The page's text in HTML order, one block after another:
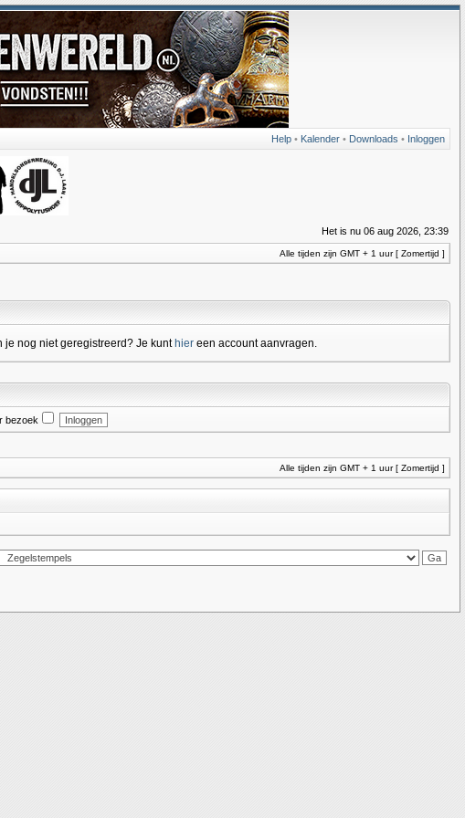
Help • Kalender • Downloads • Inloggen
Het is nu 06 aug 2026, 23:39
Alle tijden zijn GMT + 1 uur [ Zomertijd ]
je nog niet geregistreerd? Je kunt hiereen account aanvragen.
bezoek
Alle tijden zijn GMT + 1 uur [ Zomertijd ]